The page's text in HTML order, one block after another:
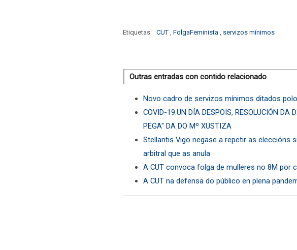
Etiquetas: CUT , FolgaFeminista , servizos mínimos
Outras entradas con contido relacionado
Novo cadro de servizos mínimos ditados
COVID-19:UN DÍA DESPOIS, RESOLUCIÓN
PEGA" DA DO Mº XUSTIZA
Stellantis Vigo negase a repetir as eleccións
arbitral que as anula
A CUT convoca folga de mulleres no 8M por
A CUT na defensa do público en plena